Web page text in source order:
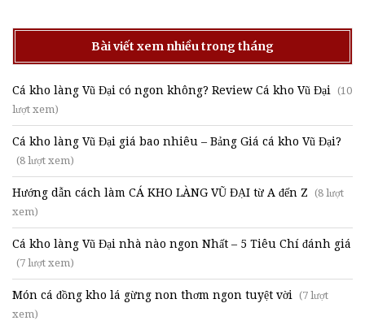
Bài viết xem nhiều trong tháng
Cá kho làng Vũ Đại có ngon không? Review Cá kho Vũ Đại (10
lượt xem)
Cá kho làng Vũ Đại giá bao nhiêu – Bảng Giá cá kho Vũ Đại?
(8 lượt xem)
Hướng dẫn cách làm CÁ KHO LÀNG VŨ ĐẠI từ A đến Z (8 lượt
xem)
Cá kho làng Vũ Đại nhà nào ngon Nhất – 5 Tiêu Chí đánh giá
(7 lượt xem)
Món cá đồng kho lá gừng non thơm ngon tuyệt vời (7 lượt
xem)